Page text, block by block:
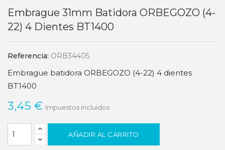
Embrague 31mm Batidora ORBEGOZO (4-
22) 4 Dientes BT1400
Referencia: ORB34405
Embrague batidora ORBEGOZO (4-22) 4 dientes
BT1400
3,45 € Impuestos incluidos
AÑADIR AL CARRITO